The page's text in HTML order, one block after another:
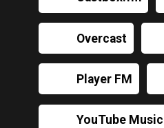
Overcast
Player FM
YouTube Music